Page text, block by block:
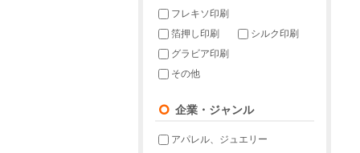
フレキソ印刷
箔押し印刷
シルク印刷
グラビア印刷
その他
企業・ジャンル
アパレル、ジュエリー